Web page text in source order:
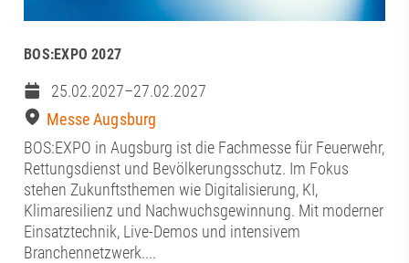
BOS:EXPO 2027
25.02.2027–27.02.2027
Messe Augsburg
BOS:EXPO in Augsburg ist die Fachmesse für Feuerwehr,
Rettungsdienst und Bevölkerungsschutz. Im Fokus
stehen Zukunftsthemen wie Digitalisierung, KI,
Klimaresilienz und Nachwuchsgewinnung. Mit moderner
Einsatztechnik, Live-Demos und intensivem
Branchennetzwerk....